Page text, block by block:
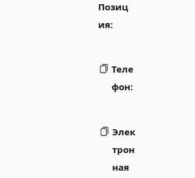
Позиц
ия:
Теле
фон:
Элек
трон
ная